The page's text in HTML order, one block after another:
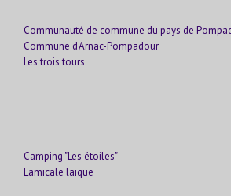
Communauté de commune du pays de
Commune d'Arnac-Pompadour
Les trois tours
Camping "Les étoiles"
L'amicale laïque